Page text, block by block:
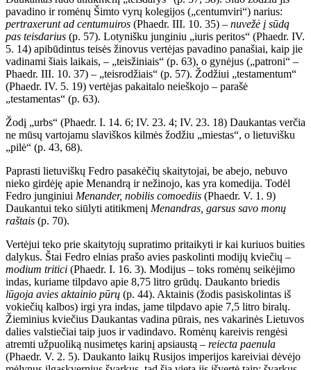
pavadino ir romėnų Šimto vyrų kolegijos („centumviri“) narius:
pertraxerunt ad centumuiros (Phaedr. III. 10. 35) – nuvežė į sūdą
pas teisdarius (p. 57). Lotynišku junginiu „iuris peritos“ (Phaedr. IV.
5. 14) apibūdintus teisės žinovus vertėjas pavadino panašiai, kaip jie
vadinami šiais laikais, – „teisžiniais“ (p. 63), o gynėjus („patroni“ –
Phaedr. III. 10. 37) – „teisrodžiais“ (p. 57). Žodžiui „testamentum“
(Phaedr. IV. 5. 19) vertėjas pakaitalo neieškojo – parašė
„testamentas“ (p. 63).
Žodį „urbs“ (Phaedr. I. 14. 6; IV. 23. 4; IV. 23. 18) Daukantas verčia
ne mūsų vartojamu slaviškos kilmės žodžiu „miestas“, o lietuvišku
„pilė“ (p. 43, 68).
Paprasti lietuviškų Fedro pasakėčių skaitytojai, be abejo, nebuvo
nieko girdėję apie Menandrą ir nežinojo, kas yra komedija. Todėl
Fedro junginiui Menander, nobilis comoediis (Phaedr. V. 1. 9)
Daukantui teko siūlyti atitikmenį Menandras, garsus savo monų
raštais (p. 70).
Vertėjui teko prie skaitytojų supratimo pritaikyti ir kai kuriuos buities
dalykus. Štai Fedro elnias prašo avies paskolinti modijų kviečių –
modium tritici (Phaedr. I. 16. 3). Modijus – toks romėnų seikėjimo
indas, kuriame tilpdavo apie 8,75 litro grūdų. Daukanto briedis
lūgoja avies aktainio pūrų (p. 44). Aktainis (žodis pasiskolintas iš
vokiečių kalbos) irgi yra indas, jame tilpdavo apie 7,5 litro biralų.
Žieminius kviečius Daukantas vadina pūrais, nes vakarinės Lietuvos
dalies valstiečiai taip juos ir vadindavo. Romėnų kareivis rengėsi
atremti užpuoliką nusimetęs karinį apsiaustą – reiecta paenula
(Phaedr. V. 2. 5). Daukanto laikų Rusijos imperijos kareiviai dėvėjo